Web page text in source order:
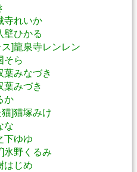
寺れいか
壁ひかる
]龍泉寺レンレン
そら
葉みなづき
葉みづき
か
]猫塚みけ
な
下ゆゆ
氷野くるみ
はじめ